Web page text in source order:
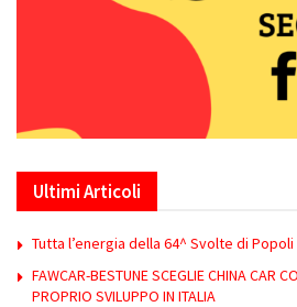
Ultimi Articoli
Tutta l’energia della 64^ Svolte di Popoli
FAWCAR-BESTUNE SCEGLIE CHINA CAR
PROPRIO SVILUPPO IN ITALIA